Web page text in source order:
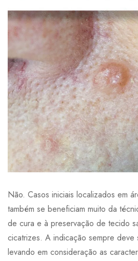
Não. Casos iniciais localizados em
também se beneficiam muito da
de cura e à preservação de tecido
cicatrizes. A indicação sempre deve
levando em consideração as